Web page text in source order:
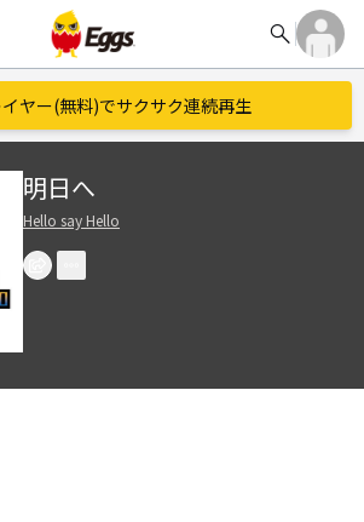
search
ヤー(無料)でサクサク連続再生
明日へ
Hello say Hello